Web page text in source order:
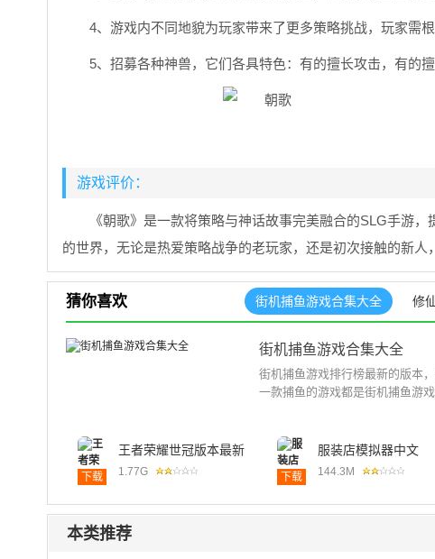
4、游戏内不同地貌为玩家带来了更多策略挑战，玩家需
5、招募各种神兽，它们各具特色：有的擅长攻击，有的
游戏评价：
《朝歌》是一款将策略与神话故事完美融合的SLG手游
的世界，无论是热爱策略战争的老玩家，还是初次接触的新
猜你喜欢 街机捕鱼游戏合集大全 修
街机捕鱼游戏合集大全
街机捕鱼游戏排行榜最新的版本
一款捕鱼的游戏都是街机捕鱼游
下载
王者荣耀世冠版本最新
版2024
1.77G 下载
服装店模拟器中文
2024最新安装手机版
144.3M
本类推荐